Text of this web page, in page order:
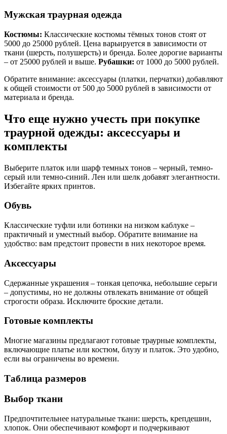
Мужская траурная одежда
Костюмы: Классические костюмы тёмных тонов стоят от
5000 до 25000 рублей. Цена варьируется в зависимости от
ткани (шерсть, полушерсть) и бренда. Более дорогие варианты
– от 25000 рублей и выше. Рубашки: от 1000 до 5000 рублей.
Обратите внимание: аксессуары (платки, перчатки) добавляют
к общей стоимости от 500 до 5000 рублей в зависимости от
материала и бренда.
Что еще нужно учесть при покупке
траурной одежды: аксессуары и
комплекты
Выберите платок или шарф темных тонов – черный, темно-
серый или темно-синий. Лен или шелк добавят элегантности.
Избегайте ярких принтов.
Обувь
Классические туфли или ботинки на низком каблуке –
практичный и уместный выбор. Обратите внимание на
удобство: вам предстоит провести в них некоторое время.
Аксессуары
Сдержанные украшения – тонкая цепочка, небольшие серьги
– допустимы, но не должны отвлекать внимание от общей
строгости образа. Исключите броские детали.
Готовые комплекты
Многие магазины предлагают готовые траурные комплекты,
включающие платье или костюм, блузу и платок. Это удобно,
если вы ограничены во времени.
Таблица размеров
Выбор ткани
Предпочтительнее натуральные ткани: шерсть, крепдешин,
хлопок. Они обеспечивают комфорт и подчеркивают